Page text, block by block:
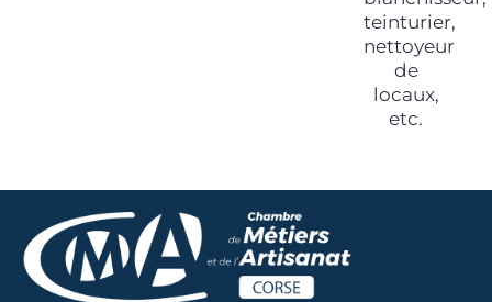
teinturier,
nettoyeur
de
locaux,
etc.